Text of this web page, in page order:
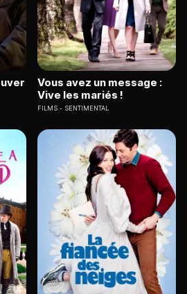
Vous avez un message :
Vive les mariés !
FILMS SENTIMENTAL